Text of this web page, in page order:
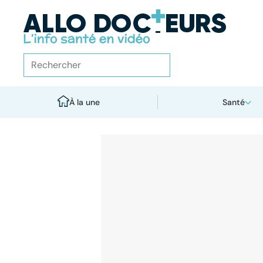
À la une Santé